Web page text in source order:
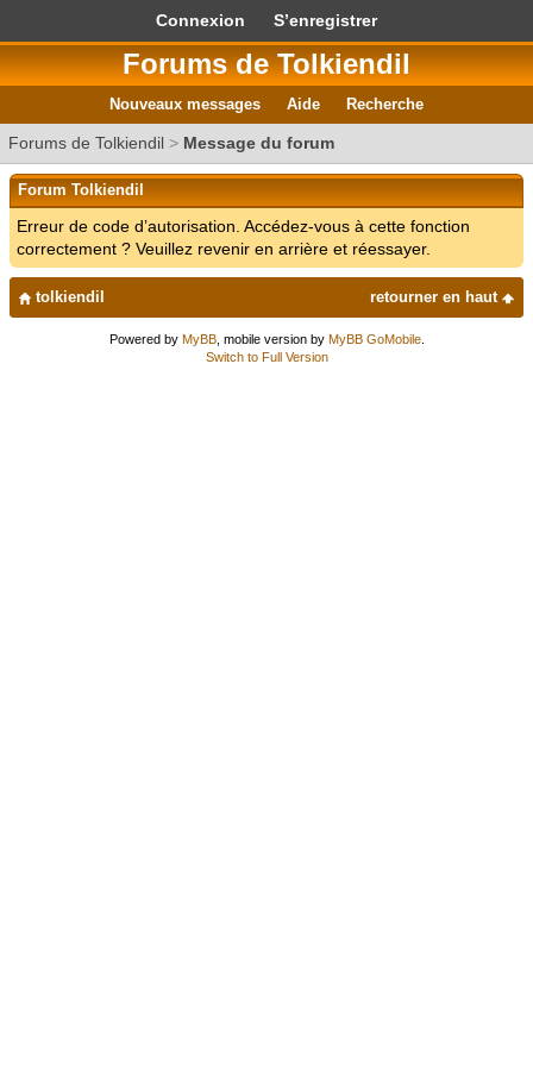
Connexion S’enregistrer
Forums de Tolkiendil
Nouveaux messages Aide Recherche
Forums de Tolkiendil > Message du forum
Forum Tolkiendil
Erreur de code d’autorisation. Accédez-vous à cette fonction
correctement ? Veuillez revenir en arrière et réessayer.
retourner en haut
tolkiendil
Powered by MyBB, mobile version by MyBB GoMobile.
Switch to Full Version